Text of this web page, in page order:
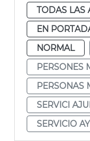
TODAS LAS
EN
NORMAL
PERSONES
PERSONAS
SERVICI
SERVICIO